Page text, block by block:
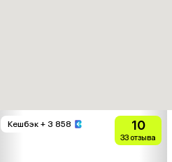
Кешбэк + 3 858 10
33 отзыва